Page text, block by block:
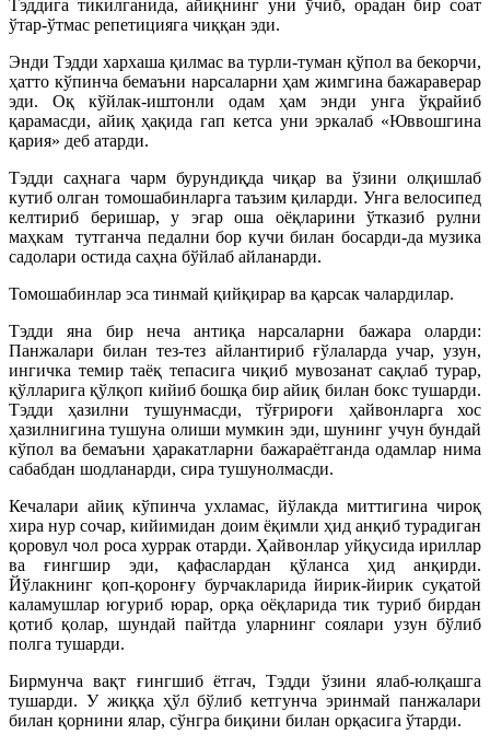
Тэддига тикилганида, айиқнинг уни ўчиб, орадан бир соат
ўтар-ўтмас репетицияга чиққан эди.
Энди Тэдди хархаша қилмас ва турли-туман қўпол ва бекорчи,
ҳатто кўпинча бемаъни нарсаларни ҳам жимгина бажараверар
эди. Оқ кўйлак-иштонли одам ҳам энди унга ўқрайиб
қарамасди, айиқ ҳақида гап кетса уни эркалаб «Юввошгина
қария» деб атарди.
Тэдди саҳнага чарм бурундиқда чиқар ва ўзини олқишлаб
кутиб олган томошабинларга таъзим қиларди. Унга велосипед
келтириб беришар, у эгар оша оёқларини ўтказиб рулни
маҳкам тутганча педални бор кучи билан босарди-да музика
садолари остида саҳна бўйлаб айланарди.
Томошабинлар эса тинмай қийқирар ва қарсак чалардилар.
Тэдди яна бир неча антиқа нарсаларни бажара оларди:
Панжалари билан тез-тез айлантириб ғўлаларда учар, узун,
ингичка темир таёқ тепасига чиқиб мувозанат сақлаб турар,
қўлларига қўлқоп кийиб бошқа бир айиқ билан бокс тушарди.
Тэдди ҳазилни тушунмасди, тўғрироғи ҳайвонларга хос
ҳазилнигина тушуна олиши мумкин эди, шунинг учун бундай
кўпол ва бемаъни ҳаракатларни бажараётганда одамлар нима
сабабдан шодланарди, сира тушунолмасди.
Кечалари айиқ кўпинча ухламас, йўлакда миттигина чироқ
хира нур сочар, кийимидан доим ёқимли ҳид анқиб турадиган
қоровул чол роса хуррак отарди. Ҳайвонлар уйқусида ириллар
ва ғингшир эди, қафаслардан қўланса ҳид анқирди.
Йўлакнинг қоп-қоронғу бурчакларида йирик-йирик суқатой
каламушлар югуриб юрар, орқа оёқларида тик туриб бирдан
қотиб қолар, шундай пайтда уларнинг соялари узун бўлиб
полга тушарди.
Бирмунча вақт ғингшиб ётгач, Тэдди ўзини ялаб-юлқашга
тушарди. У жиққа ҳўл бўлиб кетгунча эринмай панжалари
билан қорнини ялар, сўнгра биқини билан орқасига ўтарди.